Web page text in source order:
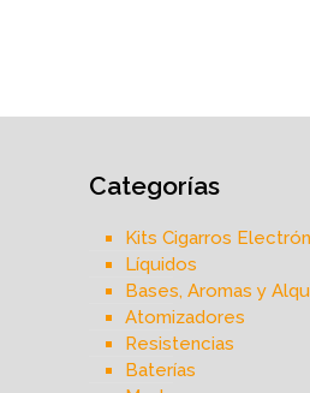
Categorías
Kits Cigarros
Líquidos
Bases, Aromas y
Atomizadores
Resistencias
Baterías